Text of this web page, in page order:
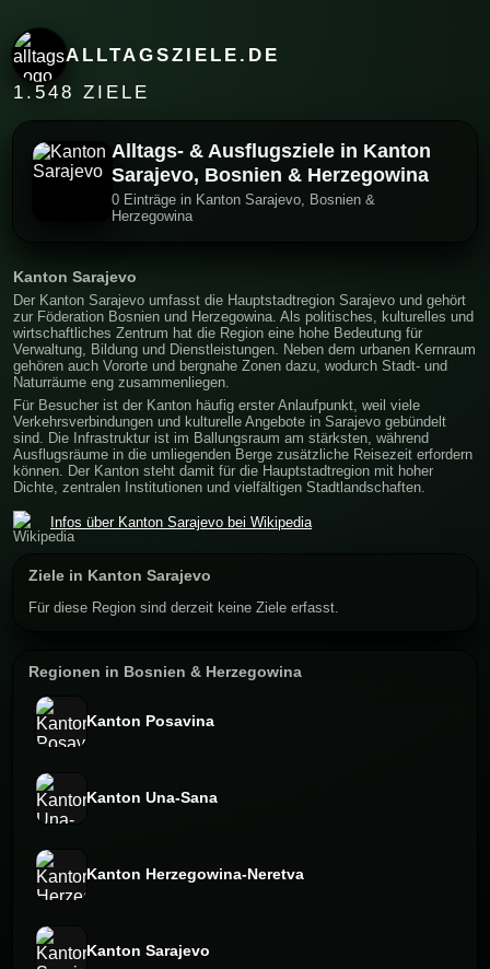
ALLTAGSZIELE.DE
1.548 ZIELE
Alltags- & Ausflugsziele in Kanton
Sarajevo, Bosnien & Herzegowina
0 Einträge in Kanton Sarajevo, Bosnien &
Herzegowina
Kanton Sarajevo
Der Kanton Sarajevo umfasst die Hauptstadtregion Sarajevo und gehört
zur Föderation Bosnien und Herzegowina. Als politisches, kulturelles und
wirtschaftliches Zentrum hat die Region eine hohe Bedeutung für
Verwaltung, Bildung und Dienstleistungen. Neben dem urbanen Kernraum
gehören auch Vororte und bergnahe Zonen dazu, wodurch Stadt- und
Naturräume eng zusammenliegen.
Für Besucher ist der Kanton häufig erster Anlaufpunkt, weil viele
Verkehrsverbindungen und kulturelle Angebote in Sarajevo gebündelt
sind. Die Infrastruktur ist im Ballungsraum am stärksten, während
Ausflugsräume in die umliegenden Berge zusätzliche Reisezeit erfordern
können. Der Kanton steht damit für die Hauptstadtregion mit hoher
Dichte, zentralen Institutionen und vielfältigen Stadtlandschaften.
Infos über Kanton Sarajevo bei Wikipedia
Ziele in Kanton Sarajevo
Für diese Region sind derzeit keine Ziele erfasst.
Regionen in Bosnien & Herzegowina
Kanton Posavina
Kanton Una-Sana
Kanton Herzegowina-Neretva
Kanton Sarajevo